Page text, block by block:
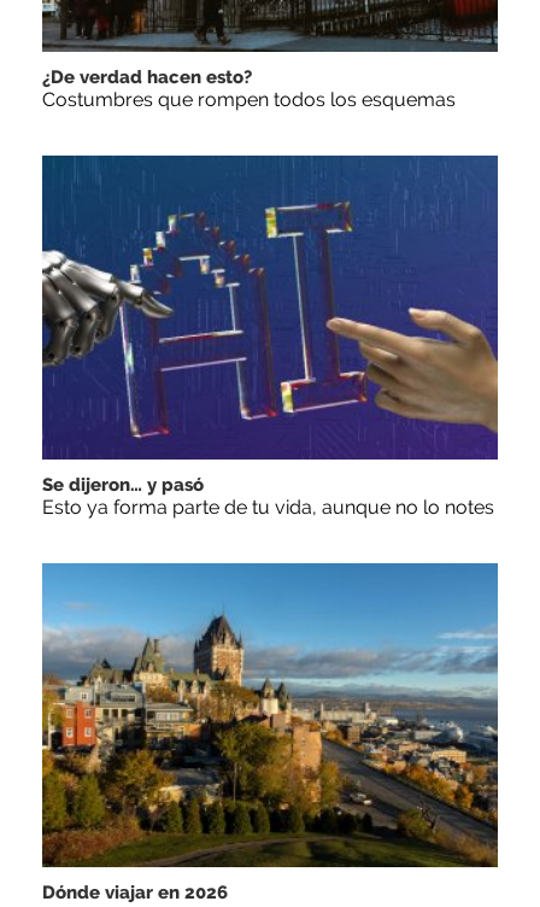
¿De verdad hacen esto?
Costumbres que rompen todos los esquemas
Se dijeron… y pasó
Esto ya forma parte de tu vida, aunque no lo notes
Dónde viajar en 2026